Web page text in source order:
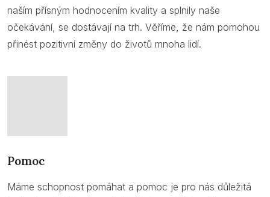
naším přísným hodnocením kvality a splnily naše
očekávání, se dostávají na trh. Věříme, že nám pomohou
přinést pozitivní změny do životů mnoha lidí.
Pomoc
Máme schopnost pomáhat a pomoc je pro nás důležitá